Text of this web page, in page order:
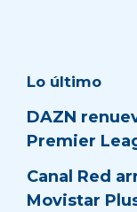
Lo último
DAZN
Premier
Canal Red
Movistar